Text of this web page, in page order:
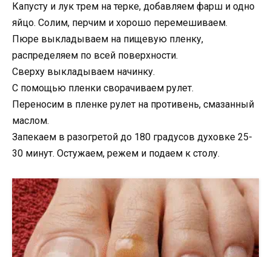
Капусту и лук трем на терке, добавляем фарш и одно
яйцо. Солим, перчим и хорошо перемешиваем.
Пюре выкладываем на пищевую пленку,
распределяем по всей поверхности.
Сверху выкладываем начинку.
С помощью пленки сворачиваем рулет.
Переносим в пленке рулет на противень, смазанный
маслом.
Запекаем в разогретой до 180 градусов духовке 25-
30 минут. Остужаем, режем и подаем к столу.